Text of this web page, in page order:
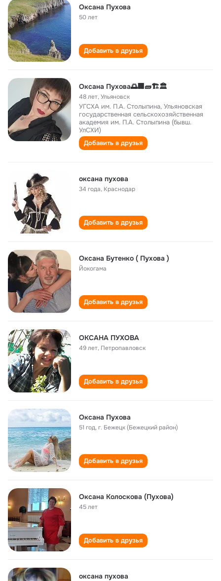
Оксана Пухова
50 лет
Добавить в друзья
Оксана Пухова🌅🏢🧱🏗🏛
48 лет,Ульяновск
УГСХА им. П.А. Столыпина, Ульяновская
государственная сельскохозяйственная
академия им. П.А. Столыпина (бывш.
УлСХИ)
Добавить в друзья
оксана пухова
34 года, Краснодар
Добавить в друзья
Оксана Бутенко ( Пухова )
Йокогама
Добавить в друзья
ОКСАНА ПУХОВА
49 лет, Петропавловск
Добавить в друзья
Оксана Пухова
51 год,г. Бежецк (Бежецкий район)
Добавить в друзья
Оксана Колоскова (Пухова)
45 лет
Добавить в друзья
оксана пухова